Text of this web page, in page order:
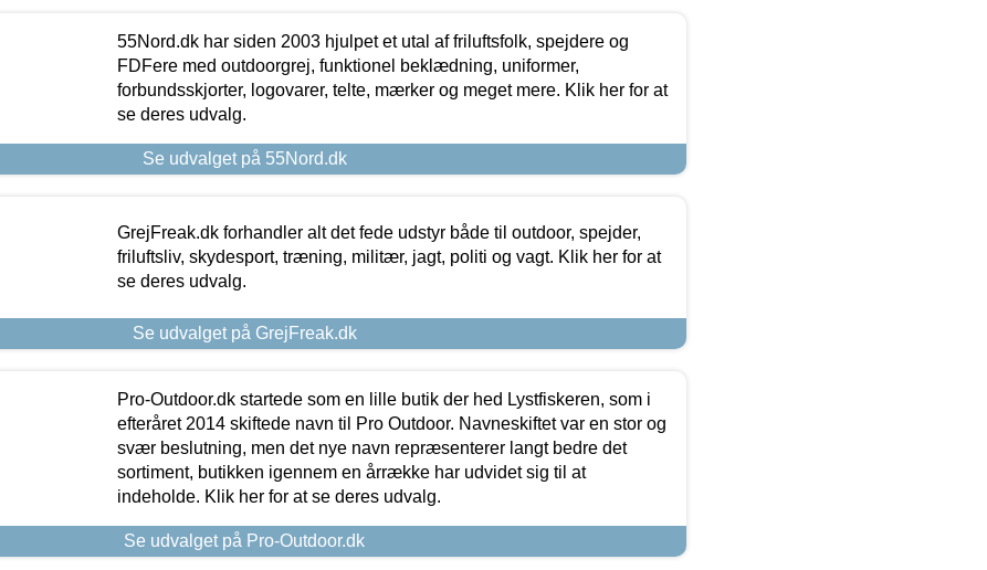
55Nord.dk har siden 2003 hjulpet et utal af friluftsfolk, spejdere og
FDFere med outdoorgrej, funktionel beklædning, uniformer,
forbundsskjorter, logovarer, telte, mærker og meget mere. Klik her for at
se deres udvalg.
Se udvalget på 55Nord.dk
GrejFreak.dk forhandler alt det fede udstyr både til outdoor, spejder,
friluftsliv, skydesport, træning, militær, jagt, politi og vagt. Klik her for at
se deres udvalg.
Se udvalget på GrejFreak.dk
Pro-Outdoor.dk startede som en lille butik der hed Lystfiskeren, som i
efteråret 2014 skiftede navn til Pro Outdoor. Navneskiftet var en stor og
svær beslutning, men det nye navn repræsenterer langt bedre det
sortiment, butikken igennem en årrække har udvidet sig til at
indeholde. Klik her for at se deres udvalg.
Se udvalget på Pro-Outdoor.dk